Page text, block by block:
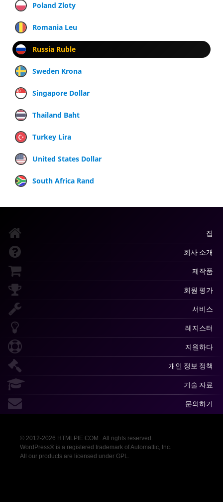
Poland Zloty
Romania Leu
Russia Ruble
Sweden Krona
Singapore Dollar
Thailand Baht
Turkey Lira
United States Dollar
South Africa Rand
집
회사 소개
제작품
회원 평가
서비스
레지스터
지원하다
개인 정보 정책
기술 자료
문의하기
© 2012-2026 HTMLPIE.COM . All rights reserved.
WordPress® is a registered trademark of Automattic, Inc.
All our products are licensed under GPL.